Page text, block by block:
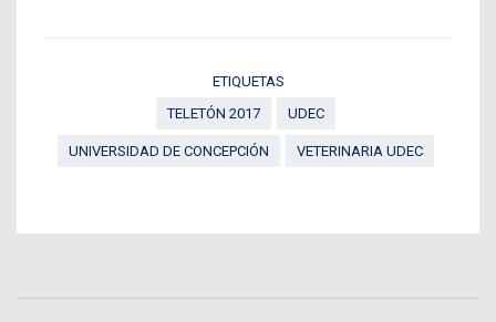
ETIQUETAS
TELETÓN 2017
UDEC
UNIVERSIDAD DE CONCEPCIÓN VETERINARIA UDEC